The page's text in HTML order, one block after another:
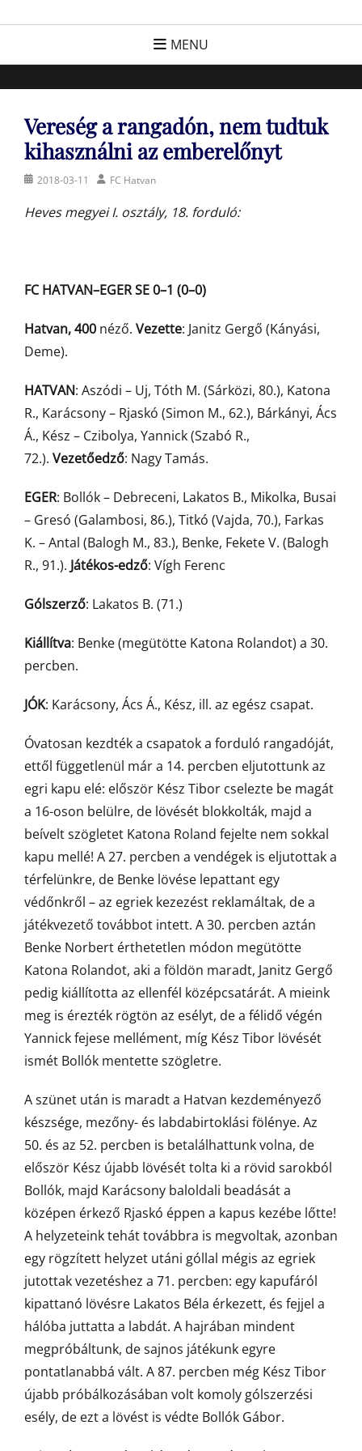
FC Hatvan
Egyesület a hatvani labdarúgásért, sportért!
MENU
Vereség a rangadón, nem tudtuk
kihasználni az emberelőnyt
Posted2018-03-11 AuthorFC Hatvan
Heves megyei I. osztály, 18. forduló:
FC HATVAN–EGER SE 0–1 (0–0)
Hatvan, 400 néző. Vezette: Janitz Gergő (Kányási,
Deme).
HATVAN: Aszódi – Uj, Tóth M. (Sárközi, 80.), Katona
R., Karácsony – Rjaskó (Simon M., 62.), Bárkányi, Ács
Á., Kész – Czibolya, Yannick (Szabó R.,
72.). Vezetőedző: Nagy Tamás.
EGER: Bollók – Debreceni, Lakatos B., Mikolka, Busai
– Gresó (Galambosi, 86.), Titkó (Vajda, 70.), Farkas
K. – Antal (Balogh M., 83.), Benke, Fekete V. (Balogh
R., 91.). Játékos-edző: Vígh Ferenc
Gólszerző: Lakatos B. (71.)
Kiállítva: Benke (megütötte Katona Rolandot) a 30.
percben.
JÓK: Karácsony, Ács Á., Kész, ill. az egész csapat.
Óvatosan kezdték a csapatok a forduló rangadóját,
ettől függetlenül már a 14. percben eljutottunk az
egri kapu elé: először Kész Tibor cselezte be magát
a 16-oson belülre, de lövését blokkolták, majd a
beívelt szögletet Katona Roland fejelte nem sokkal
kapu mellé! A 27. percben a vendégek is eljutottak a
térfelünkre, de Benke lövése lepattant egy
védőnkről – az egriek kezezést reklamáltak, de a
játékvezető továbbot intett. A 30. percben aztán
Benke Norbert érthetetlen módon megütötte
Katona Rolandot, aki a földön maradt, Janitz Gergő
pedig kiállította az ellenfél középcsatárát. A mieink
meg is érezték rögtön az esélyt, de a félidő végén
Yannick fejese mellément, míg Kész Tibor lövését
ismét Bollók mentette szögletre.
A szünet után is maradt a Hatvan kezdeményező
készsége, mezőny- és labdabirtoklási fölénye. Az
50. és az 52. percben is betalálhattunk volna, de
először Kész újabb lövését tolta ki a rövid sarokból
Bollók, majd Karácsony baloldali beadását a
középen érkező Rjaskó éppen a kapus kezébe lőtte!
A helyzeteink tehát továbbra is megvoltak, azonban
egy rögzített helyzet utáni góllal mégis az egriek
jutottak vezetéshez a 71. percben: egy kapufáról
kipattanó lövésre Lakatos Béla érkezett, és fejjel a
hálóba juttatta a labdát. A hajrában mindent
megpróbáltunk, de sajnos játékunk egyre
pontatlanabbá vált. A 87. percben még Kész Tibor
újabb próbálkozásában volt komoly gólszerzési
esély, de ezt a lövést is védte Bollók Gábor.